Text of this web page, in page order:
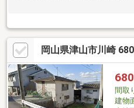
岡山県津山市川崎
680
間取
建物